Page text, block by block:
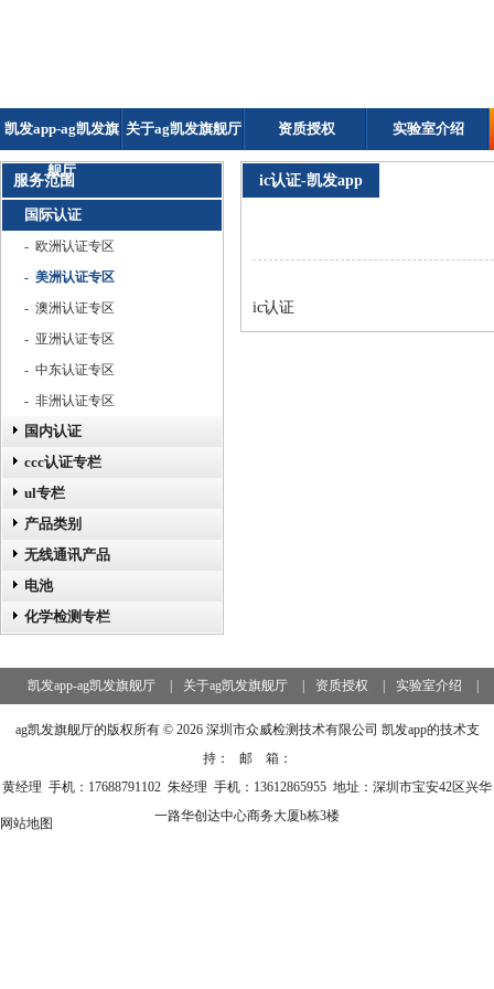
凯发app-ag凯发旗
舰厅
关于ag凯发旗舰厅 资质授权 实验室介绍
服务范围
国际认证
- 欧洲认证专区
- 美洲认证专区
- 澳洲认证专区
- 亚洲认证专区
- 中东认证专区
- 非洲认证专区
国内认证
ccc认证专栏
ul专栏
产品类别
无线通讯产品
电池
化学检测专栏
ic认证-凯发app
ic认证
凯发app-ag凯发旗舰厅 关于ag凯发旗舰厅 资质授权 实验室介绍
服务范围 | 新闻资讯 | 认证资讯 | 凯发app的服务支持 |
联系ag凯发旗舰厅
ag凯发旗舰厅的版权所有 © 2026 深圳市众威检测技术有限公司 凯发app的技术支
持： 邮 箱：
黄经理 手机：17688791102 朱经理 手机：13612865955 地址：深圳市宝安42区兴华
一路华创达中心商务大厦b栋3楼
网站地图